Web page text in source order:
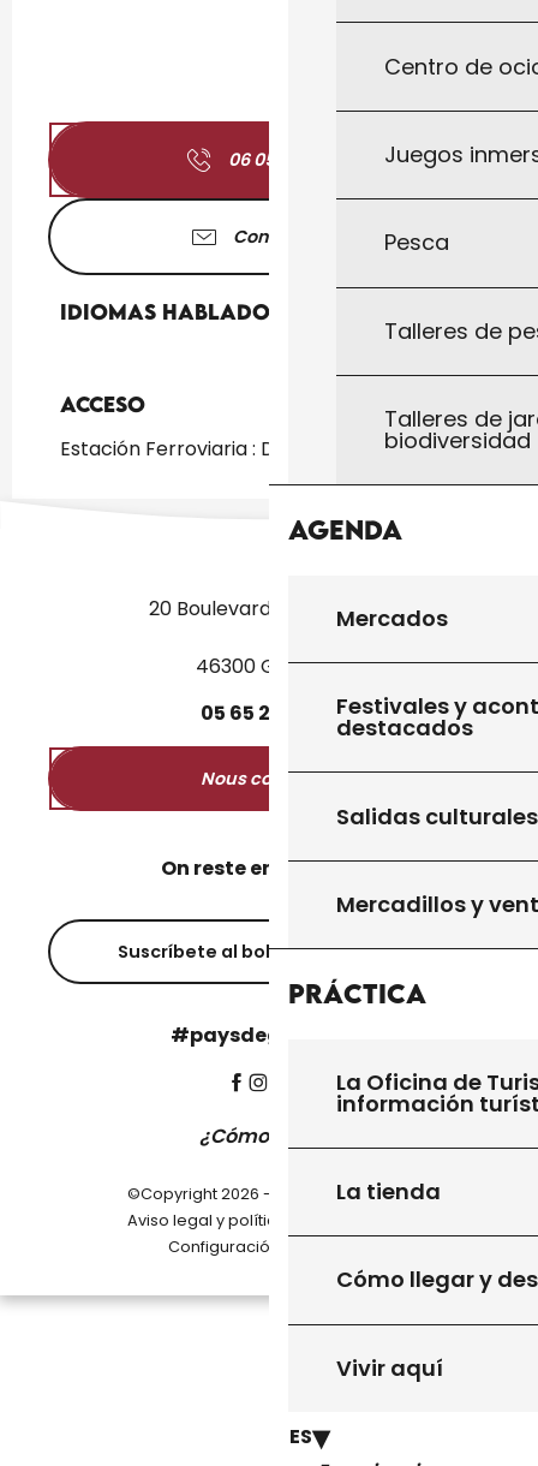
Centro de
Juegos
Pesca
Talleres de
Talleres de
biodiversidad
Agenda
Mercados
Festivales y
destacados
Salidas culturales
Mercadillos y
Práctica
La Oficina de
información
La tienda
Cómo llegar y
Vivir aquí
ES
06 05 07 07
Contáctenos
Idiomas hablados
Idiomas hablados
Acceso
Acceso
Estación Ferroviaria : Degagnac a 5km
20 Boulevard des Martyrs
46300 Gourdon
05 65 27 50
Nous contacter
On reste en contact ?
Suscríbete al boletín informativo
#paysdegourdon !
¿Cómo llegar?
©Copyright 2026 - Pays de Gourdon
Aviso legal y política de privacidad
Configuración de cookies